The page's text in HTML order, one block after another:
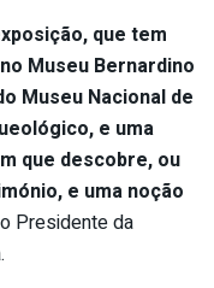
que tem
Museu Bernardino
Museu Nacional de
e uma
que descobre, ou
e uma noção
Presidente da